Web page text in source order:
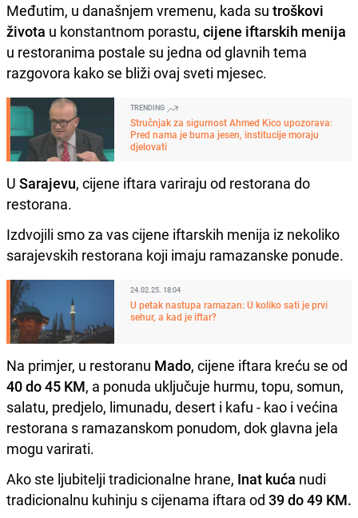
Međutim, u današnjem vremenu, kada su troškovi
života u konstantnom porastu, cijene iftarskih menija
u restoranima postale su jedna od glavnih tema
razgovora kako se bliži ovaj sveti mjesec.
TRENDING
Stručnjak za sigurnost Ahmed Kico upozorava:
Pred nama je burna jesen, institucije moraju
djelovati
U Sarajevu, cijene iftara variraju od restorana do
restorana.
Izdvojili smo za vas cijene iftarskih menija iz nekoliko
sarajevskih restorana koji imaju ramazanske ponude.
24.02.25. 18:04
U petak nastupa ramazan: U koliko sati je prvi
sehur, a kad je iftar?
Na primjer, u restoranu Mado, cijene iftara kreću se od
40 do 45 KM, a ponuda uključuje hurmu, topu, somun,
salatu, predjelo, limunadu, desert i kafu - kao i većina
restorana s ramazanskom ponudom, dok glavna jela
mogu varirati.
Ako ste ljubitelji tradicionalne hrane, Inat kuća nudi
tradicionalnu kuhinju s cijenama iftara od 39 do 49 KM.